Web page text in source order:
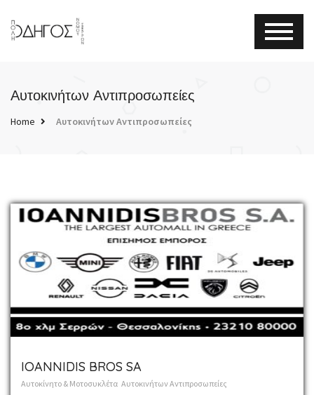
Αυτοκινήτων Αντιπροσωπείες
Home Αυτοκινήτων Αντιπροσωπείες
IOANNIDIS BROS SA
Αυτοκίνητο & Μοτοσυκλέτα Αυτοκινήτων Αντιπροσωπείες